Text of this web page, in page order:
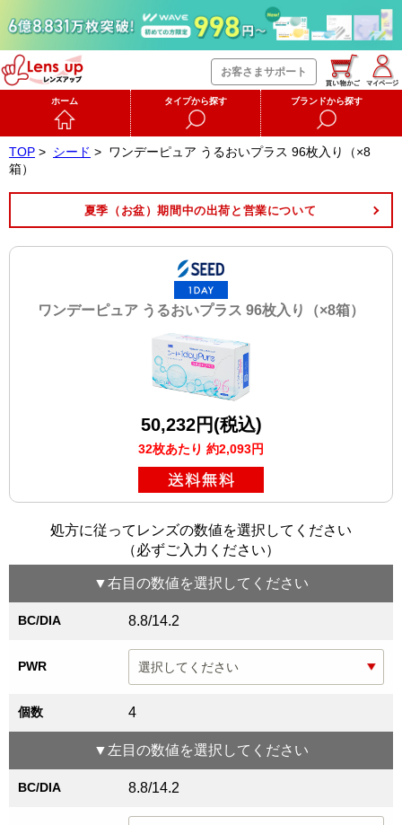
お客さまサポート
ホーム タイプから探す ブランドから探す
TOP > シード > ワンデーピュア うるおいプラス 96枚入り（×8
箱）
夏季（お盆）期間中の出荷と営業について
ワンデーピュア うるおいプラス 96枚入り（×8箱）
50,232円(税込)
32枚あたり 約2,093円
処方に従ってレンズの数値を選択してください
（必ずご入力ください）
▼右目 の数値を選択してください
BC/DIA 8.8/14.2
PWR
個数 4
▼ 左目 の数値を選択してください
BC/DIA 8.8/14.2